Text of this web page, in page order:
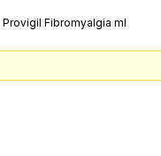
Fibromyalgia ml